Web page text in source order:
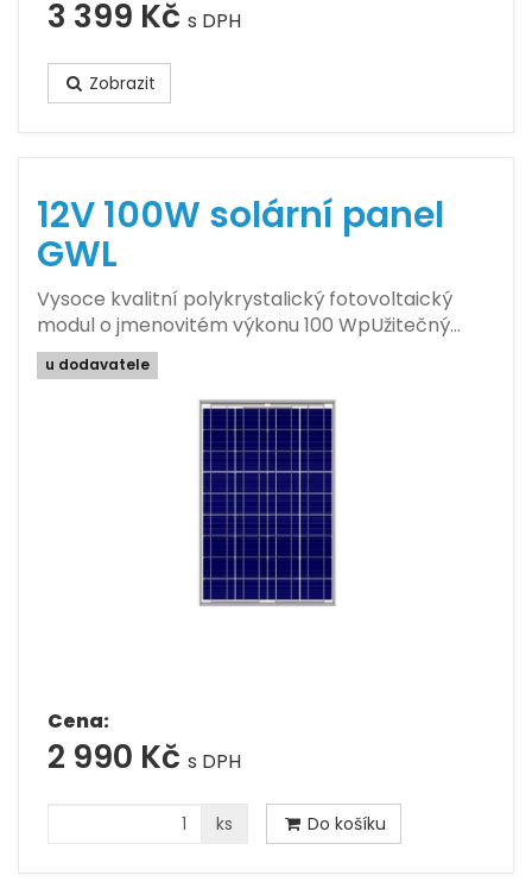
3 399 Kč s DPH
Zobrazit
12V 100W solární panel
GWL
Vysoce kvalitní polykrystalický fotovoltaický
modul o jmenovitém výkonu 100 WpUžitečný…
u dodavatele
Cena:
2 990 Kč s DPH
ks Do košíku